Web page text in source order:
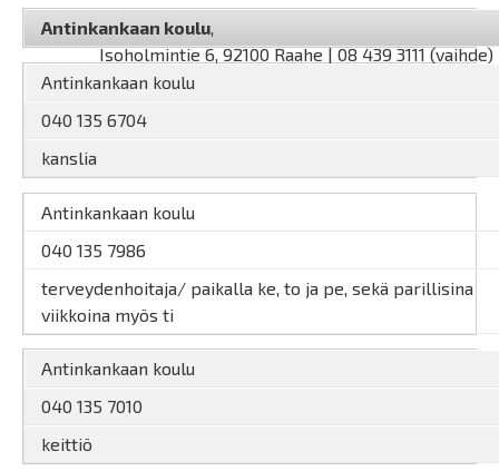
Antinkankaan koulu,
Isoholmintie 6, 92100 Raahe | 08 439 3111 (vaihde)
Antinkankaan koulu
040 135 6704
kanslia
Antinkankaan koulu
040 135 7986
terveydenhoitaja/ paikalla ke, to ja pe, sekä parillisina
viikkoina myös ti
Antinkankaan koulu
040 135 7010
keittiö